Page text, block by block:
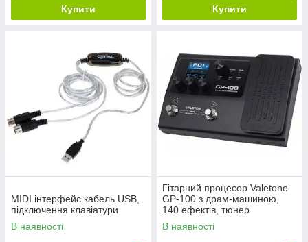
Купити Купити
MIDI інтерфейс кабель USB,
підключення клавіатури
В наявності
Гітарний процесор Valetone
GP-100 з драм-машиною,
140 ефектів, тюнер
В наявності